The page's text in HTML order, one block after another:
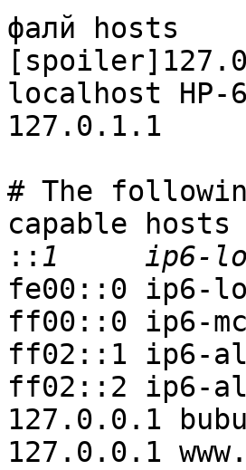
фалй hosts
[spoiler]127.0.0.1
localhost HP-
127.0.1.1	HP-625
# The
capable hosts
::
fe00::0 ip6-
ff00::0 ip6-
ff02::1 ip6-
ff02::2 ip6-
127.0.0.1
127.0.0.1